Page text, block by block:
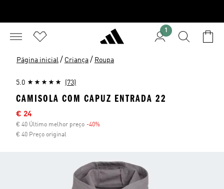
1
Página inicial / Criança / Roupa
5.0 (73)
CAMISOLA COM CAPUZ ENTRADA 22
Preço com desconto
€ 24
€ 40 Último melhor preço -40%
€ 40 Preço original